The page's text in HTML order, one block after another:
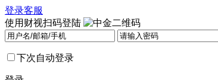
登录客服
使用财视扫码登陆
下次自动登录